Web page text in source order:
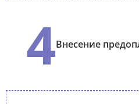
4Внесение